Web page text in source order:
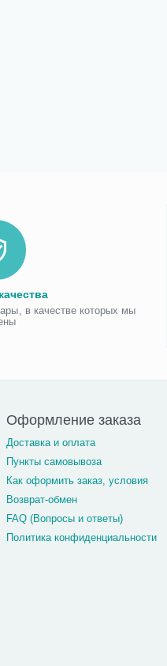
в качестве которых мы
Оформление заказа
Доставка и оплата
Пункты самовывоза
Как оформить заказ, условия
Возврат-обмен
FAQ (Вопросы и ответы)
Политика конфиденциальности